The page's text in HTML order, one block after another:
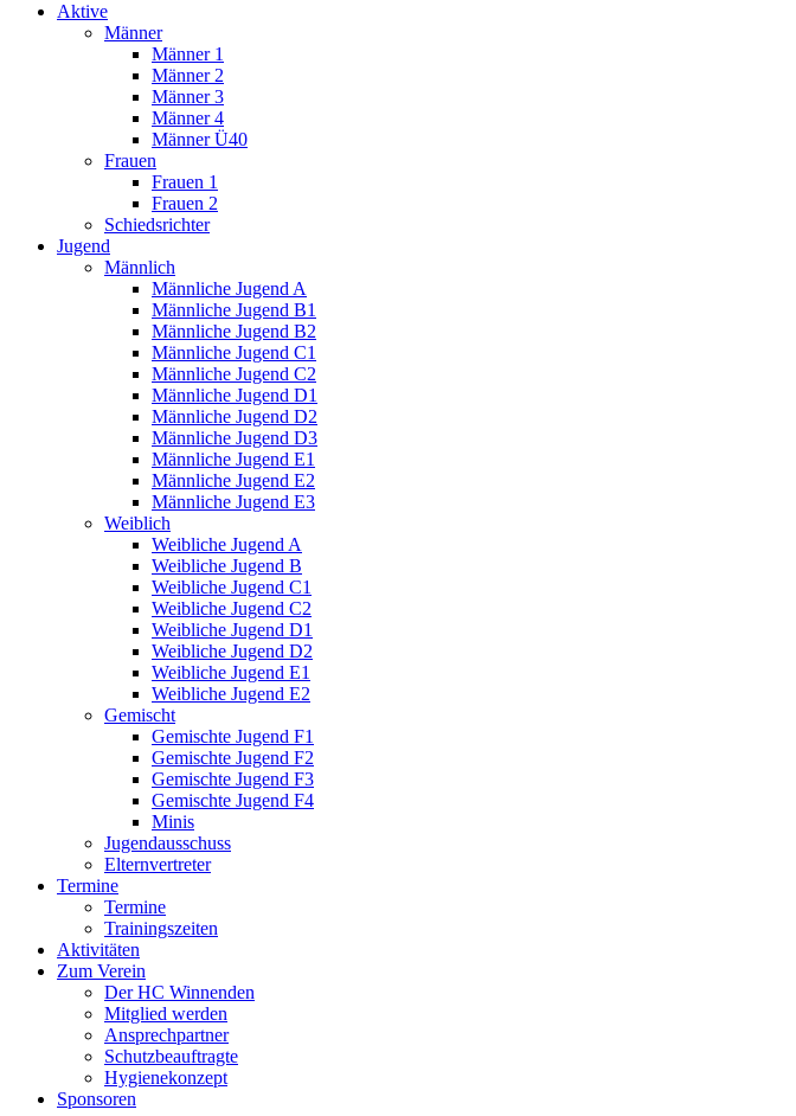
Aktive
Männer
Männer 1
Männer 2
Männer 3
Männer 4
Männer Ü40
Frauen
Frauen 1
Frauen 2
Schiedsrichter
Jugend
Männlich
Männliche Jugend A
Männliche Jugend B1
Männliche Jugend B2
Männliche Jugend C1
Männliche Jugend C2
Männliche Jugend D1
Männliche Jugend D2
Männliche Jugend D3
Männliche Jugend E1
Männliche Jugend E2
Männliche Jugend E3
Weiblich
Weibliche Jugend A
Weibliche Jugend B
Weibliche Jugend C1
Weibliche Jugend C2
Weibliche Jugend D1
Weibliche Jugend D2
Weibliche Jugend E1
Weibliche Jugend E2
Gemischt
Gemischte Jugend F1
Gemischte Jugend F2
Gemischte Jugend F3
Gemischte Jugend F4
Minis
Jugendausschuss
Elternvertreter
Termine
Termine
Trainingszeiten
Aktivitäten
Zum Verein
Der HC Winnenden
Mitglied werden
Ansprechpartner
Schutzbeauftragte
Hygienekonzept
Sponsoren